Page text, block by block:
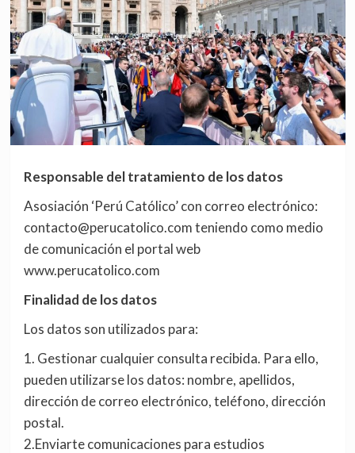
Responsable del tratamiento de los datos
Asosiación ‘Perú Católico’ con correo electrónico:
contacto@perucatolico.com teniendo como medio
de comunicación el portal web
www.perucatolico.com
Finalidad de los datos
Los datos son utilizados para:
1. Gestionar cualquier consulta recibida. Para ello,
pueden utilizarse los datos: nombre, apellidos,
dirección de correo electrónico, teléfono, dirección
postal.
2.Enviarte comunicaciones para estudios